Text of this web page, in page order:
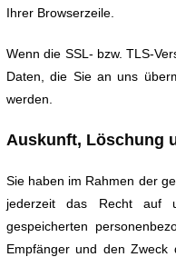
Ihrer Browserzeile.
Wenn die SSL- bzw. TLS-
Daten, die Sie an uns
werden.
Auskunft, Löschung
Sie haben im Rahmen der
jederzeit das Recht auf
gespeicherten
Empfänger und den Zweck